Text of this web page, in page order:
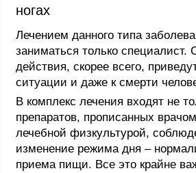
ногах
Лечением данного типа
заниматься только специалист.
действия, скорее всего,
ситуации и даже к смерти
В комплекс лечения входят не
препаратов, прописанных
лечебной физкультурой,
изменение режима дня –
приема пищи. Все это крайне